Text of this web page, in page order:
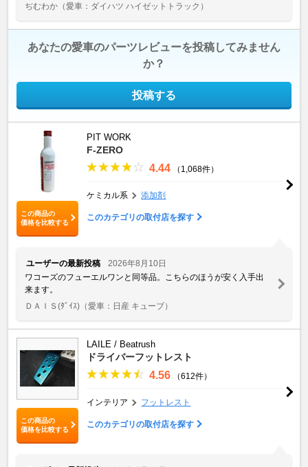
ぢむわか （愛車：ダイハツ ハイゼットトラック）
あなたの愛車のパーツレビューを投稿してみません
か？
投稿する
この商品の
価格を比較する
PIT WORK
F-ZERO
4.44 （1,068件）
ケミカル系 添加剤
このカテゴリの取付店を探す
ユーザーの最新投稿
2026年8月10日
ワコーズのフューエルワンと同等品。こちらのほうが安く入手出
来ます。
ＤＡＩＳ(ﾀﾞｲｽ) （愛車：日産 キューブ）
この商品の
価格を比較する
LAILE / Beatrush
ドライバーフットレスト
4.56 （612件）
インテリア フットレスト
このカテゴリの取付店を探す